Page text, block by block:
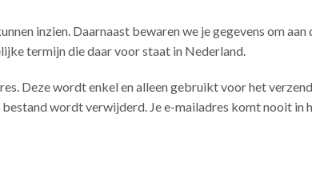
inzien. Daarnaast bewaren we je gegevens om
termijn die daar voor staat in Nederland.
Deze wordt enkel en alleen gebruikt voor het
wordt verwijderd. Je e-mailadres komt nooit in